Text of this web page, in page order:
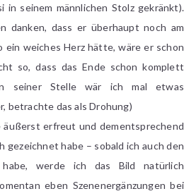
in seinem männlichen Stolz gekränkt).
danken, dass er überhaupt noch am
weiches Herz hätte, wäre er schon
so, dass das Ende schon komplett
seiner Stelle wär ich mal etwas
betrachte das als Drohung)
äußerst erfreut und dementsprechend
gezeichnet habe – sobald ich auch den
habe, werde ich das Bild natürlich
eben Szenenergänzungen bei